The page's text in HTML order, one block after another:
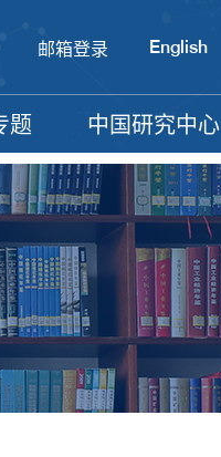
邮箱登录 English
题 中国研究中心